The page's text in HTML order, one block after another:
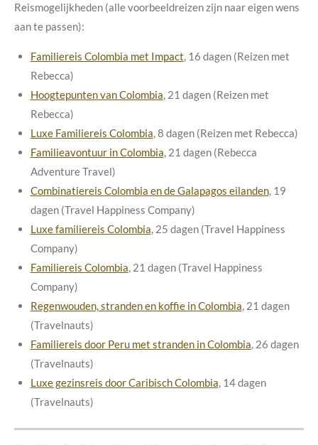
Reismogelijkheden (alle voorbeeldreizen zijn naar eigen wens
aan te passen):
Familiereis Colombia met Impact, 16 dagen (Reizen met
Rebecca)
Hoogtepunten van Colombia, 21 dagen (Reizen met
Rebecca)
Luxe Familiereis Colombia, 8 dagen (Reizen met Rebecca)
Familieavontuur in Colombia, 21 dagen (Rebecca
Adventure Travel)
Combinatiereis Colombia en de Galapagos eilanden, 19
dagen (Travel Happiness Company)
Luxe familiereis Colombia, 25 dagen (Travel Happiness
Company)
Familiereis Colombia, 21 dagen (Travel Happiness
Company)
Regenwouden, stranden en koffie in Colombia, 21 dagen
(Travelnauts)
Familiereis door Peru met stranden in Colombia, 26 dagen
(Travelnauts)
Luxe gezinsreis door Caribisch Colombia, 14 dagen
(Travelnauts)